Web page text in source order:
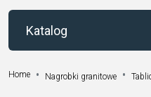
Katalog
Home Nagrobki granitowe